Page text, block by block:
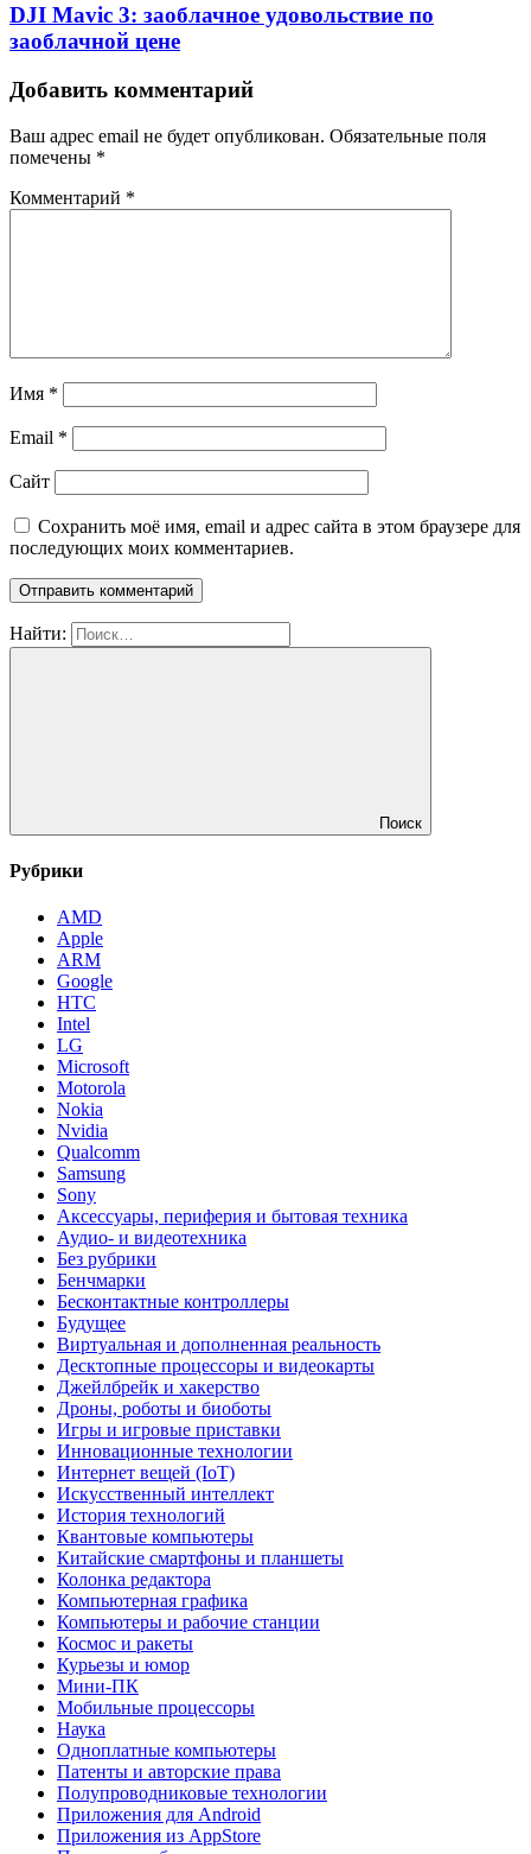
DJI Mavic 3: заоблачное удовольствие по
заоблачной цене
Добавить комментарий
Ваш адрес email не будет опубликован. Обязательные поля
помечены *
Комментарий *
Имя *
Email *
Сайт
Сохранить моё имя, email и адрес сайта в этом браузере для
последующих моих комментариев.
Найти:
Поиск
Рубрики
AMD
Apple
ARM
Google
HTC
Intel
LG
Microsoft
Motorola
Nokia
Nvidia
Qualcomm
Samsung
Sony
Аксессуары, периферия и бытовая техника
Аудио- и видеотехника
Без рубрики
Бенчмарки
Бесконтактные контроллеры
Будущее
Виртуальная и дополненная реальность
Десктопные процессоры и видеокарты
Джейлбрейк и хакерство
Дроны, роботы и биоботы
Игры и игровые приставки
Инновационные технологии
Интернет вещей (IoT)
Искусственный интеллект
История технологий
Квантовые компьютеры
Китайские смартфоны и планшеты
Колонка редактора
Компьютерная графика
Компьютеры и рабочие станции
Космос и ракеты
Курьезы и юмор
Мини-ПК
Мобильные процессоры
Наука
Одноплатные компьютеры
Патенты и авторские права
Полупроводниковые технологии
Приложения для Android
Приложения из AppStore